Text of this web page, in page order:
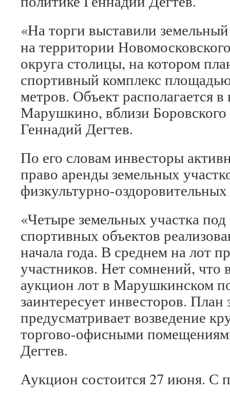
«На торги выставили
на территории
округа столицы, на котором
спортивный комплекс
метров. Объект располагается в
Марушкино, вблизи
Геннадий Дегтев.
По его словам инвесторы
право аренды земельных
физкультурно-
«Четыре земельных участка под
спортивных объектов
начала года. В среднем на лот
участников. Нет сомнений, что
аукцион лот в Марушкинском
заинтересует инвесторов. План
предусматривает возведение
торгово-офисными
Дегтев.
Аукцион состоится 27 июня. С